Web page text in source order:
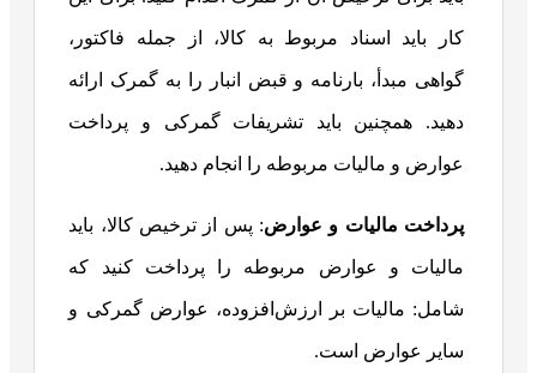
کار باید اسناد مربوط به کالا، از جمله فاکتور،
گواهی مبدأ، بارنامه و قبض انبار را به گمرک ارائه
دهید. همچنین باید تشریفات گمرکی و پرداخت
عوارض و مالیات مربوطه را انجام دهید.
پرداخت مالیات و عوارض: پس از ترخیص کالا، باید
مالیات و عوارض مربوطه را پرداخت کنید که
شامل: مالیات بر ارزش‌افزوده، عوارض گمرکی و
سایر عوارض است.